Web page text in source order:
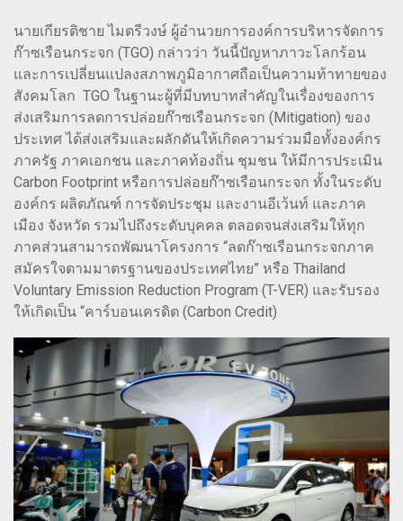
นายเกียรติชาย ไมตรีวงษ์ ผู้อำนวยการองค์การบริหารจัดการ
ก๊าซเรือนกระจก (TGO) กล่าวว่า วันนี้ปัญหาภาวะโลกร้อน
และการเปลี่ยนแปลงสภาพภูมิอากาศถือเป็นความท้าทายของ
สังคมโลก TGO ในฐานะผู้ที่มีบทบาทสำคัญในเรื่องของการ
ส่งเสริมการลดการปล่อยก๊าซเรือนกระจก (Mitigation) ของ
ประเทศ ได้ส่งเสริมและผลักดันให้เกิดความร่วมมือทั้งองค์กร
ภาครัฐ ภาคเอกชน และภาคท้องถิ่น ชุมชน ให้มีการประเมิน
Carbon Footprint หรือการปล่อยก๊าซเรือนกระจก ทั้งในระดับ
องค์กร ผลิตภัณฑ์ การจัดประชุม และงานอีเว้นท์ และภาค
เมือง จังหวัด รวมไปถึงระดับบุคคล ตลอดจนส่งเสริมให้ทุก
ภาคส่วนสามารถพัฒนาโครงการ “ลดก๊าซเรือนกระจกภาค
สมัครใจตามมาตรฐานของประเทศไทย” หรือ Thailand
Voluntary Emission Reduction Program (T-VER) และรับรอง
ให้เกิดเป็น “คาร์บอนเครดิต (Carbon Credit)